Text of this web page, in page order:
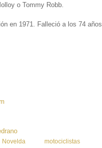
o Tommy Robb.
en 1971. Falleció a los 74 años.
Novelda
motociclistas